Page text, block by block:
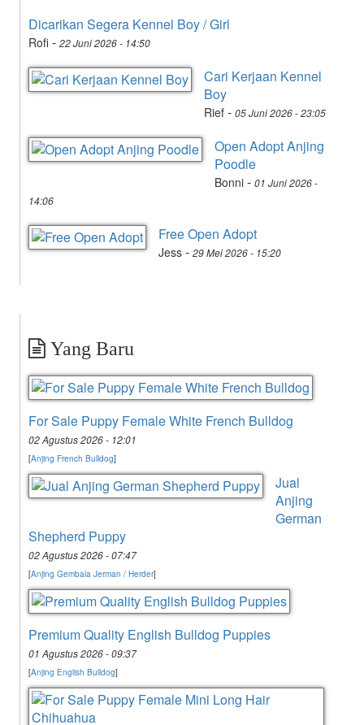
Dicarikan Segera Kennel Boy / Girl
Rofi - 22 Juni 2026 - 14:50
Cari Kerjaan Kennel
Boy
Rief - 05 Juni 2026 - 23:05
Open Adopt Anjing
Poodle
Bonni - 01 Juni 2026 -
14:06
Free Open Adopt
Jess - 29 Mei 2026 - 15:20
Yang Baru
For Sale Puppy Female White French Bulldog
02 Agustus 2026 - 12:01
[Anjing French Bulldog]
Jual
Anjing
German
Shepherd Puppy
02 Agustus 2026 - 07:47
[Anjing Gembala Jerman / Herder]
Premium Quality English Bulldog Puppies
01 Agustus 2026 - 09:37
[Anjing English Bulldog]